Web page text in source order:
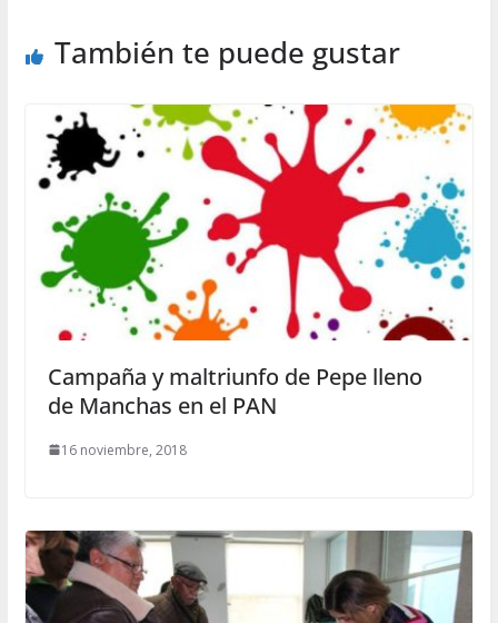
También te puede gustar
Campaña y maltriunfo de Pepe lleno
de Manchas en el PAN
16 noviembre, 2018